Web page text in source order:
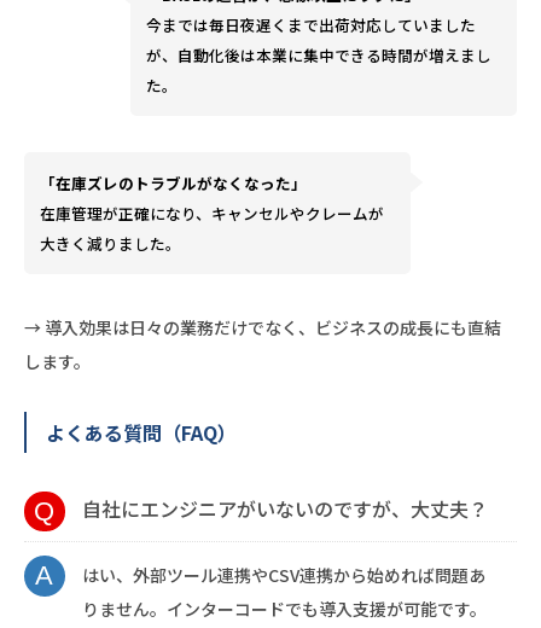
今までは毎日夜遅くまで出荷対応していました
が、自動化後は本業に集中できる時間が増えまし
た。
「在庫ズレのトラブルがなくなった」
在庫管理が正確になり、キャンセルやクレームが
大きく減りました。
→ 導入効果は日々の業務だけでなく、ビジネスの成長にも直結
します。
よくある質問（FAQ）
自社にエンジニアがいないのですが、大丈夫？
はい、外部ツール連携やCSV連携から始めれば問題あ
りません。インターコードでも導入支援が可能です。